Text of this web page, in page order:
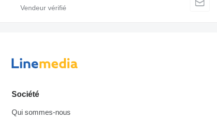
Société
Qui sommes-nous